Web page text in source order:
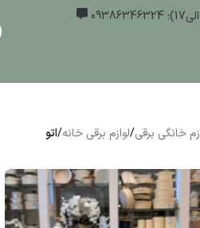
خانگی برقی/لوازم برقی خانه/اتو